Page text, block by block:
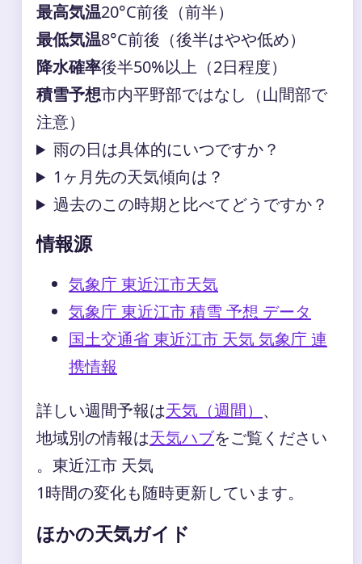
最高気温20°C前後（前半）
最低気温8°C前後（後半はやや低め）
降水確率後半50%以上（2日程度）
積雪予想市内平野部ではなし（山間部で
注意）
雨の日は具体的にいつですか？
1ヶ月先の天気傾向は？
過去のこの時期と比べてどうですか？
情報源
気象庁 東近江市天気
気象庁 東近江市 積雪 予想 データ
国土交通省 東近江市 天気 気象庁 連
携情報
詳しい週間予報は天気（週間） 、
地域別の情報は天気ハブをご覧ください
。東近江市 天気
1時間の変化も随時更新しています。
ほかの天気ガイド